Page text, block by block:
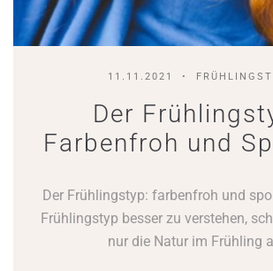
11.11.2021
Der
Farbenfroh und
Der Frühlingstyp: farbenfroh und
Frühlingstyp besser zu verstehen,
nur die Natur im Frühling